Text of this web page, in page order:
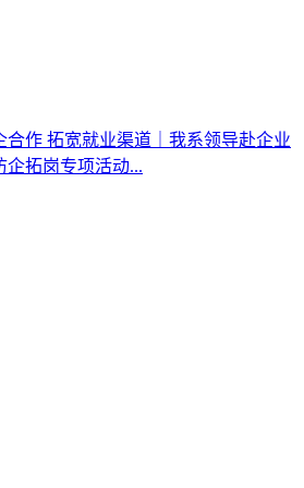
合作 拓宽就业渠道｜我系领导赴企业
企拓岗专项活动...